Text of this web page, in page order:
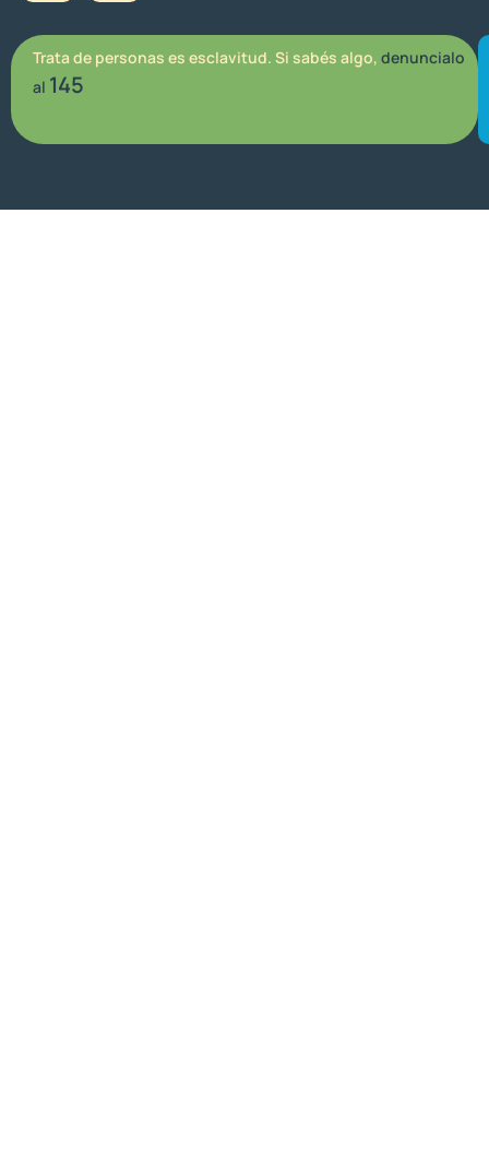
Trata de personas es esclavitud. Si sabés algo, denuncialo
al 145